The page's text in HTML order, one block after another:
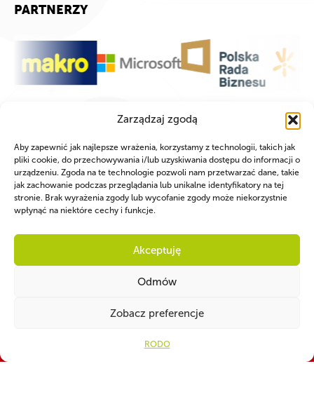
Zarządzaj zgodą
Aby zapewnić jak najlepsze wrażenia, korzystamy z technologii, takich jak
pliki cookie, do przechowywania i/lub uzyskiwania dostępu do informacji o
urządzeniu. Zgoda na te technologie pozwoli nam przetwarzać dane, takie
jak zachowanie podczas przeglądania lub unikalne identyfikatory na tej
stronie. Brak wyrażenia zgody lub wycofanie zgody może niekorzystnie
wpłynąć na niektóre cechy i funkcje.
Akceptuję
Odmów
Zobacz preferencje
RODO
PARTNERZY
WSPÓLNIE DLA HARCERSKIEJ MISJI
Twoje wsparcie, nasza